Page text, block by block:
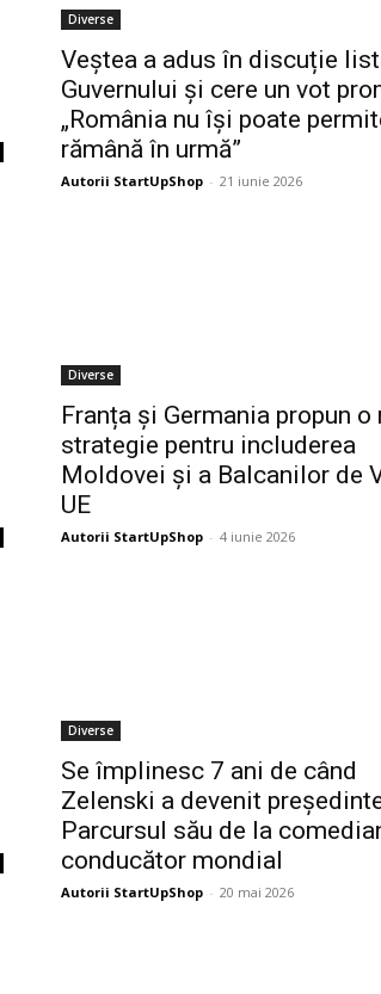
Diverse
Veștea a adus în discuție
Guvernului și cere un vot
„România nu își poate
rămână în urmă”
Autorii StartUpShop - 21 iunie 2026
Diverse
Franța și Germania propun o
strategie pentru includerea
Moldovei și a Balcanilor de
UE
Autorii StartUpShop - 4 iunie 2026
Diverse
Se împlinesc 7 ani de când
Zelenski a devenit
Parcursul său de la
conducător mondial
Autorii StartUpShop - 20 mai 2026